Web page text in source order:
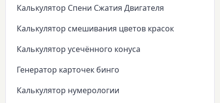
Калькулятор Спени Сжатия Двигателя
Калькулятор смешивания цветов красок
Калькулятор усечённого конуса
Генератор карточек бинго
Калькулятор нумерологии